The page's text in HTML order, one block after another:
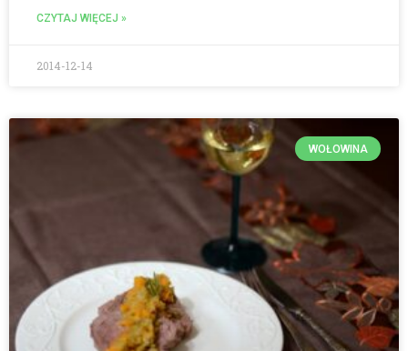
CZYTAJ WIĘCEJ »
2014-12-14
WOŁOWINA